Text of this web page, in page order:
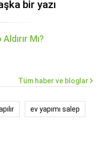
bir yazı
Mı?
Tüm haber ve bloglar
ev yapımı salep